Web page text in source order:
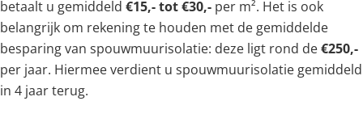
betaalt u gemiddeld €15,- tot €30,- per m². Het is ook
belangrijk om rekening te houden met de gemiddelde
besparing van spouwmuurisolatie: deze ligt rond de€250,-
per jaar. Hiermee verdient u spouwmuurisolatie gemiddeld
in 4 jaar terug.